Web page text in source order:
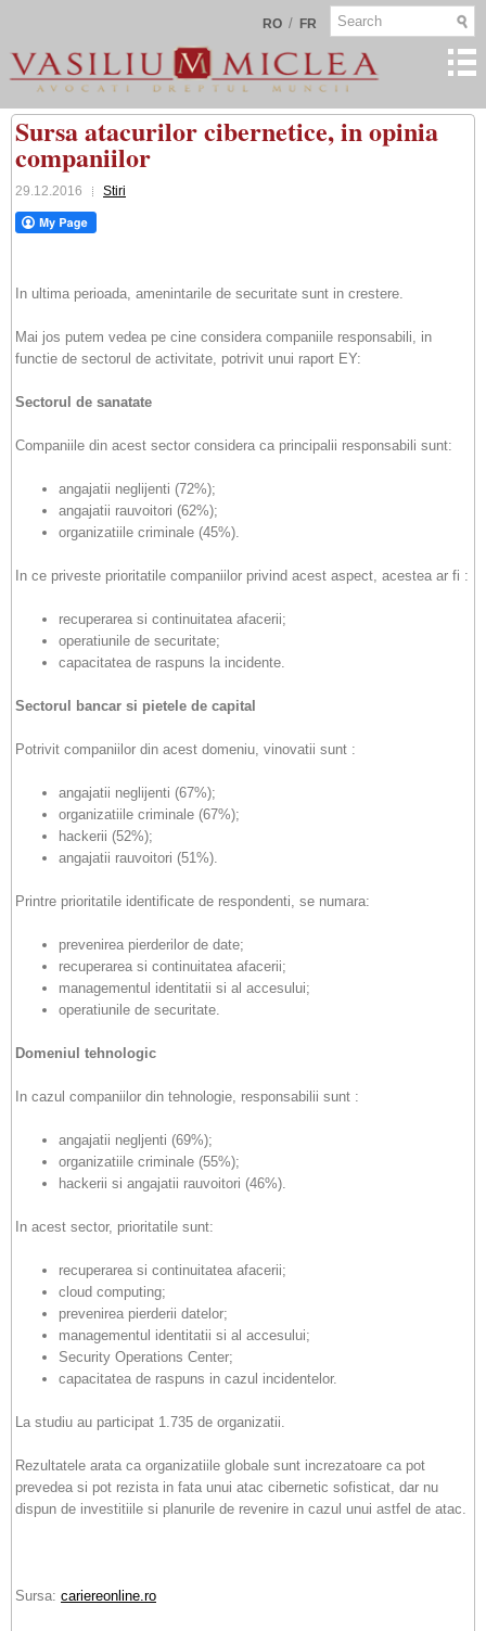
RO / FR
Sursa atacurilor cibernetice, in opinia
companiilor
29.12.2016 Stiri
In ultima perioada, amenintarile de securitate sunt in crestere.
Mai jos putem vedea pe cine considera companiile responsabili, in
functie de sectorul de activitate, potrivit unui raport EY:
Sectorul de sanatate
Companiile din acest sector considera ca principalii responsabili sunt:
angajatii neglijenti (72%);
angajatii rauvoitori (62%);
organizatiile criminale (45%).
In ce priveste prioritatile companiilor privind acest aspect, acestea ar fi :
recuperarea si continuitatea afacerii;
operatiunile de securitate;
capacitatea de raspuns la incidente.
Sectorul bancar si pietele de capital
Potrivit companiilor din acest domeniu, vinovatii sunt :
angajatii neglijenti (67%);
organizatiile criminale (67%);
hackerii (52%);
angajatii rauvoitori (51%).
Printre prioritatile identificate de respondenti, se numara:
prevenirea pierderilor de date;
recuperarea si continuitatea afacerii;
managementul identitatii si al accesului;
operatiunile de securitate.
Domeniul tehnologic
In cazul companiilor din tehnologie, responsabilii sunt :
angajatii negljenti (69%);
organizatiile criminale (55%);
hackerii si angajatii rauvoitori (46%).
In acest sector, prioritatile sunt:
recuperarea si continuitatea afacerii;
cloud computing;
prevenirea pierderii datelor;
managementul identitatii si al accesului;
Security Operations Center;
capacitatea de raspuns in cazul incidentelor.
La studiu au participat 1.735 de organizatii.
Rezultatele arata ca organizatiile globale sunt increzatoare ca pot
prevedea si pot rezista in fata unui atac cibernetic sofisticat, dar nu
dispun de investitiile si planurile de revenire in cazul unui astfel de atac.
Sursa: cariereonline.ro